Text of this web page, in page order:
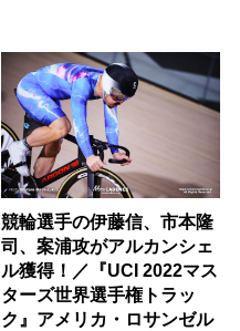
競輪選手の伊藤信、市本隆
司、案浦攻がアルカンシェ
ル獲得！／『UCI 2022マス
ターズ世界選手権トラッ
ク』アメリカ・ロサンゼル